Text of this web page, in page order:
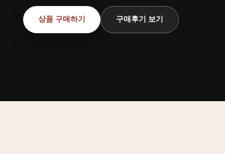
상품 구매하기 구매후기 보기